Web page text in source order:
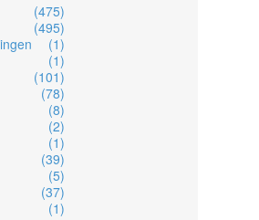
(475)
(495)
(1)
(1)
(101)
(78)
(8)
(2)
(1)
(39)
(5)
(37)
(1)